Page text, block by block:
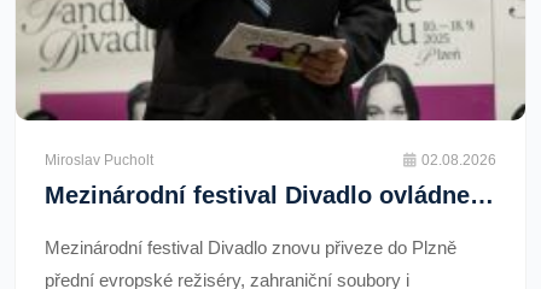
Miroslav Pucholt 02.08.2026
Mezinárodní festival Divadlo ovládne Plzeň. Předprodej vstupenek začne v úterý 4. srpna
Mezinárodní festival Divadlo znovu přiveze do Plzně
přední evropské režiséry, zahraniční soubory i